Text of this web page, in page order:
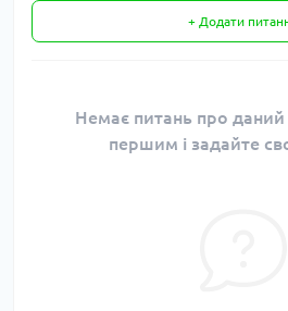
+ Додати
Немає питань про даний
першим і задайте